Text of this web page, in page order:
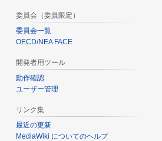
委員会（委員限定）
委員会一覧
OECD/NEA FACE
開発者用ツール
動作確認
ユーザー管理
リンク集
最近の更新
MediaWiki についてのヘルプ